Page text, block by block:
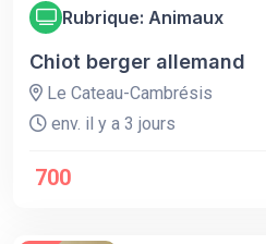
Rubrique: Animaux
Chiot berger allemand
Le Cateau-Cambrésis
env. il y a 3 jours
700